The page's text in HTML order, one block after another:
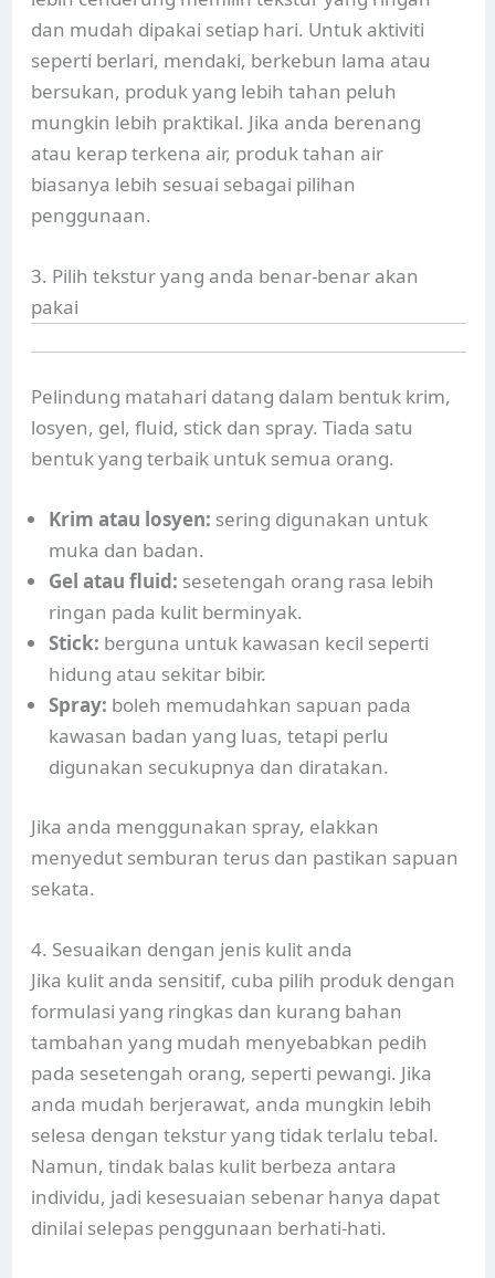
dan mudah dipakai setiap hari. Untuk aktiviti
seperti berlari, mendaki, berkebun lama atau
bersukan, produk yang lebih tahan peluh
mungkin lebih praktikal. Jika anda berenang
atau kerap terkena air, produk tahan air
biasanya lebih sesuai sebagai pilihan
penggunaan.
3. Pilih tekstur yang anda benar-benar akan
pakai
Pelindung matahari datang dalam bentuk krim,
losyen, gel, fluid, stick dan spray. Tiada satu
bentuk yang terbaik untuk semua orang.
Krim atau losyen: sering digunakan untuk
muka dan badan.
Gel atau fluid: sesetengah orang rasa lebih
ringan pada kulit berminyak.
Stick: berguna untuk kawasan kecil seperti
hidung atau sekitar bibir.
Spray: boleh memudahkan sapuan pada
kawasan badan yang luas, tetapi perlu
digunakan secukupnya dan diratakan.
Jika anda menggunakan spray, elakkan
menyedut semburan terus dan pastikan sapuan
sekata.
4. Sesuaikan dengan jenis kulit anda
Jika kulit anda sensitif, cuba pilih produk dengan
formulasi yang ringkas dan kurang bahan
tambahan yang mudah menyebabkan pedih
pada sesetengah orang, seperti pewangi. Jika
anda mudah berjerawat, anda mungkin lebih
selesa dengan tekstur yang tidak terlalu tebal.
Namun, tindak balas kulit berbeza antara
individu, jadi kesesuaian sebenar hanya dapat
dinilai selepas penggunaan berhati-hati.